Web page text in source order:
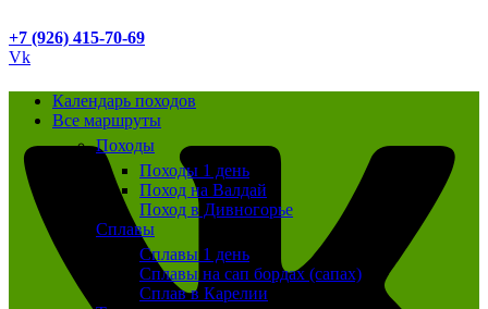
+7 (926) 415-70-69
Vk
Календарь походов
Все маршруты
Походы
Походы 1 день
Поход на Валдай
Поход в Дивногорье
Сплавы
Сплавы 1 день
Сплавы на сап бордах (сапах)
Сплав в Карелии